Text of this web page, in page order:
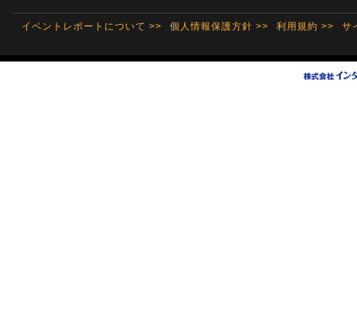
イベントレポートについて >> 個人情報保護方針 >> 利用規約 >> サ